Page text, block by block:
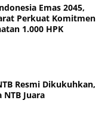
Emas 2045,
Perkuat Komitmen
1.000 HPK
Resmi Dikukuhkan,
NTB Juara